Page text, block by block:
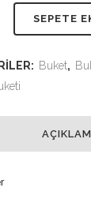
SEPETE
Buket,